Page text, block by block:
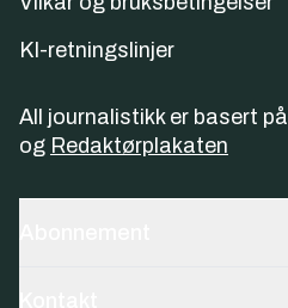
KI-retningslinjer
All journalistikk er basert på
og Redaktørplakaten